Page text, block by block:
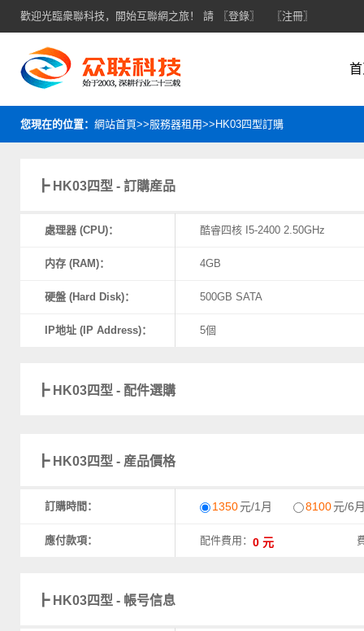
歡迎光臨衆聯科技，開始互聯網之旅！ 請 〖登錄〗 〖注冊〗
您現在的位置： 網站首頁>>服務器租用>>HK03四型訂購
┣ HK03四型 - 訂購産品
處理器 (CPU)： 酷睿四核 I5-2400 2.50GHz
内存 (RAM)： 4GB
硬盤 (Hard Disk)： 500GB SATA
IP地址 (IP Address)： 5個
┣ HK03四型 - 配件選購
┣ HK03四型 - 産品價格
訂購時間： 1350元/1月 8100元/6
應付款項： 配件費用：
┣ HK03四型 - 帳号信息